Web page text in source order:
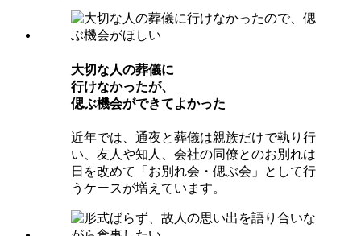
⼤切な⼈の葬儀に
⾏けなかったが、
偲ぶ機会ができてよかった
近年では、通夜と葬儀は親族だけで執り行
い、友人や知人、会社の同僚とのお別れは
日を改めて「お別れ会・偲ぶ会」として行
うケースが増えています。